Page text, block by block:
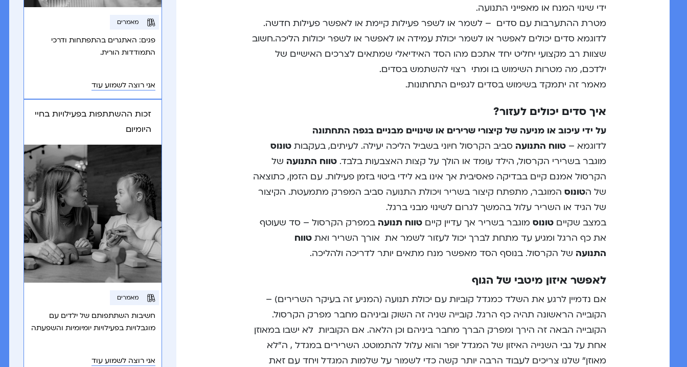
ידי שינוי המנח או מאפייני התנועה.
מטרת ההתערבות עם סדים – לשמר או לשפר פעילות קיימת או לאפשר פעילות חדשה.
לדוגמא סדים יכולים לאפשר או לשמר יכולת עמידה או לאפשר או לשפר יכולות הליכה.חשוב
שצוות רב מקצועי יחליט יחד אתכם מהו הסד האידיאלי שמתאים לצרכים האישיים של
ילדכם, מה מטרות השימוש בו ומתי רצוי להשתמש בסדים.
מאמר זה יתמקד בשימוש בסדים לגפיים התחתונות.
איך סדים יכולים לעזור?
על ידי עיכוב או מניעה של קיצורי שרירים או שינויים מבניים בגפה התחתונה
לדוגמא –טווח התנועהסביב הקרסול חיוני בשביל הליכה יעילה. לעיתים, בעקבותטונוס
מוגבר בשרירי הקרסול, הילד עומד או הולך על קצות האצבעות בלבד.טווח התנועה של
הקרסול אמנם קיים בבדיקה פאסיבית אך אינו בא לידי ביטוי בזמן פעילות. עם הזמן, כתוצאה
של הטונוס המוגבר, מתפתח קיצור בשריר ויכולת התנועה סביב המפרק מתמעטת. הקיצור
של הגיד או השריר עלול בהמשך לגרום לשינוי מבני ברגל.
במצב שקייםטונוס מוגבר בשריר אך עדיין קייםטווח תנועהבמפרק הקרסול – סד שעוטף
את כף הרגל ומגיע עד מתחת לברך יכול לעזור לשמר את אורך השריר ואתטווח
התנועה של הקרסול. בנוסף הסד מאפשר מנח מתאים יותר לדריכה ולהליכה.
לאפשר איזון מיטבי של הגוף
אם נדמיין לרגע את השלד כמגדל קוביות עם יכולת תנועה (המניע זה בעיקר השרירים) –
הקובייה הראשונה תהיה כף הרגל. קובייה שניה זה השוק וביניהם מחבר מפרק הקרסול.
הקובייה הבאה זה הירך ומפרק הברך מחבר ביניהם וכן הלאה. אם הקוביות לא ישבו במאוזן
אחת על גבי השנייה האיזון של המגדל יופר והוא עלול להתמוטט. השרירים במגדל , ה”לא
מאוזן” שלנו צריכים לעבוד הרבה יותר קשה כדי לשמור על שלמות המגדל ויחד עם זאת
מאמרים
פגים: האתגרים בהתפתחות ודרכי
התמודדות הורית.
אני רוצה לשמוע עוד
זכות ההשתתפות בפעילויות בחיי
היומיום
מאמרים
חשיבות השתתפותם של ילדים עם
מוגבלויות בפעילויות יומיומיות והשפעתה
אני רוצה לשמוע עוד